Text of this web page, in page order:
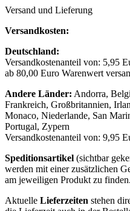
Versand und Lieferung
Versandkosten:
Deutschland:
Versandkostenanteil von: 5,95
ab 80,00 Euro Warenwert
Andere Länder: Andorra,
Frankreich, Großbritannien,
Monaco, Niederlande, San
Portugal, Zypern
Versandkostenanteil von: 9,95
Speditionsartikel (sichtbar
werden mit einer zusätzlichen
am jeweiligen Produkt zu finden.
Aktuelle Lieferzeiten stehen